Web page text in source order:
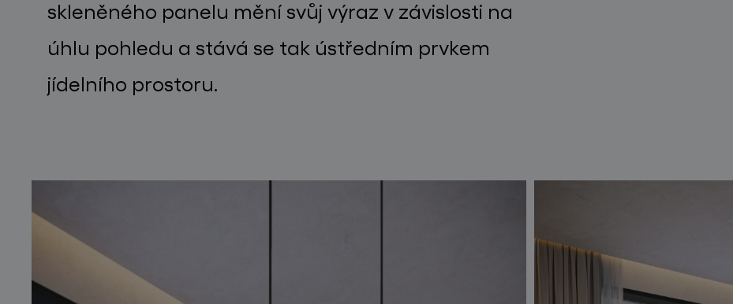
skleněného panelu mění svůj výraz v závislosti na
úhlu pohledu a stává se tak ústředním prvkem
jídelního prostoru.